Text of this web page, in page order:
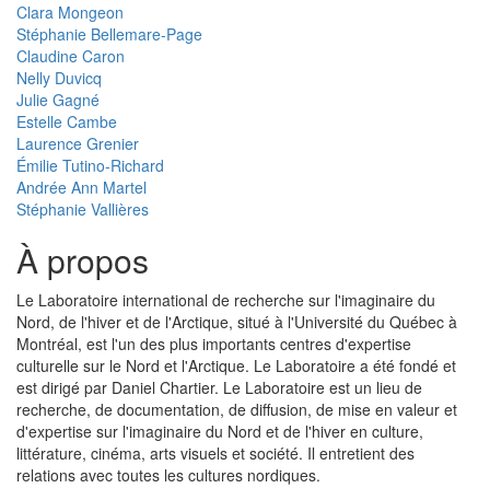
Clara Mongeon
Stéphanie Bellemare-Page
Claudine Caron
Nelly Duvicq
Julie Gagné
Estelle Cambe
Laurence Grenier
Émilie Tutino-Richard
Andrée Ann Martel
Stéphanie Vallières
À propos
Le Laboratoire international de recherche sur l'imaginaire du
Nord, de l'hiver et de l'Arctique, situé à l'Université du Québec à
Montréal, est l'un des plus importants centres d'expertise
culturelle sur le Nord et l'Arctique. Le Laboratoire a été fondé et
est dirigé par Daniel Chartier. Le Laboratoire est un lieu de
recherche, de documentation, de diffusion, de mise en valeur et
d'expertise sur l'imaginaire du Nord et de l'hiver en culture,
littérature, cinéma, arts visuels et société. Il entretient des
relations avec toutes les cultures nordiques.